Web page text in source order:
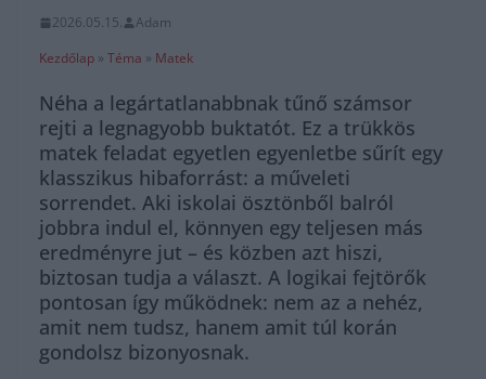
2026.05.15.
Adam
Kezdőlap » Téma » Matek
Néha a legártatlanabbnak tűnő számsor
rejti a legnagyobb buktatót. Ez a trükkös
matek feladat egyetlen egyenletbe sűrít egy
klasszikus hibaforrást: a műveleti
sorrendet. Aki iskolai ösztönből balról
jobbra indul el, könnyen egy teljesen más
eredményre jut – és közben azt hiszi,
biztosan tudja a választ. A logikai fejtörők
pontosan így működnek: nem az a nehéz,
amit nem tudsz, hanem amit túl korán
gondolsz bizonyosnak.